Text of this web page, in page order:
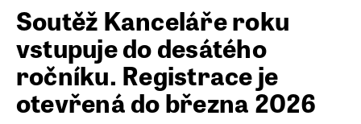
Soutěž Kanceláře roku
vstupuje do desátého
ročníku. Registrace je
otevřená do března 2026